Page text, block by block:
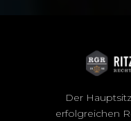
Der
erfolgreichen